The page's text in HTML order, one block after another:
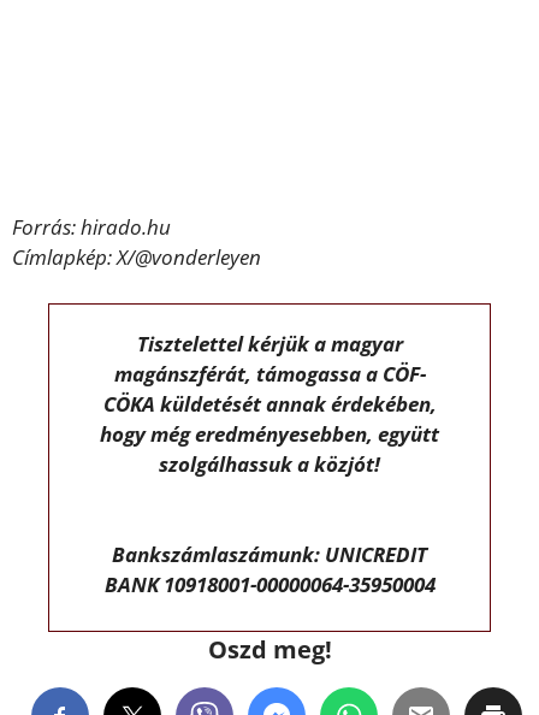
Forrás: hirado.hu
Címlapkép: X/@vonderleyen
Tisztelettel kérjük a magyar
magánszférát, támogassa a CÖF-
CÖKA küldetését annak érdekében,
hogy még eredményesebben, együtt
szolgálhassuk a közjót!
Bankszámlaszámunk: UNICREDIT
BANK 10918001-00000064-35950004
Oszd meg!